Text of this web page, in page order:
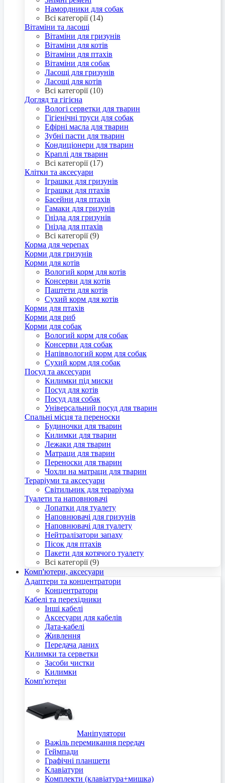
Намордники для собак
Всі категорії (14)
Вітаміни та ласощі
Вітаміни для гризунів
Вітаміни для котів
Вітаміни для птахів
Вітаміни для собак
Ласощі для гризунів
Ласощі для котів
Всі категорії (10)
Догляд та гігієна
Вологі серветки для тварин
Гігіенічні труси для собак
Ефірні масла для тварин
Зубні пасти для тварин
Кондиціонери для тварин
Краплі для тварин
Всі категорії (17)
Клітки та аксесуари
Іграшки для гризунів
Іграшки для птахів
Басейни для птахів
Гамаки для гризунів
Гнізда для гризунів
Гнізда для птахів
Всі категорії (9)
Корма для черепах
Корми для гризунів
Корми для котів
Вологий корм для котів
Консерви для котів
Паштети для котів
Сухий корм для котів
Корми для птахів
Корми для риб
Корми для собак
Вологий корм для собак
Консерви для собак
Напіввологий корм для собак
Сухий корм для собак
Посуд та аксесуари
Килимки під миски
Посуд для котів
Посуд для собак
Універсальний посуд для тварин
Спальні місця та переноски
Будиночки для тварин
Килимки для тварин
Лежаки для тварин
Матраци для тварин
Переноски для тварин
Чохли на матраци для тварин
Тераріуми та аксесуари
Світильник для тераріума
Туалети та наповнювачі
Лопатки для туалету
Наповнювачі для гризунів
Наповнювачі для туалету
Нейтралізатори запаху
Пісок для птахів
Пакети для котячого туалету
Всі категорії (9)
Комп'ютери, аксесуари
Адаптери та концентратори
Концентратори
Кабелі та перехідники
Інші кабелі
Аксесуари для кабелів
Дата-кабелі
Живлення
Передача даних
Килимки та серветки
Засоби чистки
Килимки
Комп'ютери
Маніпулятори
Важіль перемикання передач
Геймпади
Графічні планшети
Клавіатури
Комплекти (клавіатура+мишка)